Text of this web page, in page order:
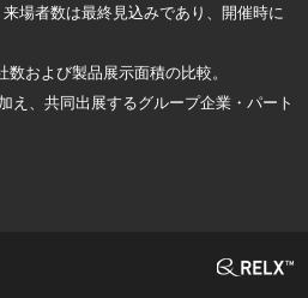
場者数は最終見込みであり、開催時に
および製品展示面積の比較。
え、共同出展するグループ企業・パート